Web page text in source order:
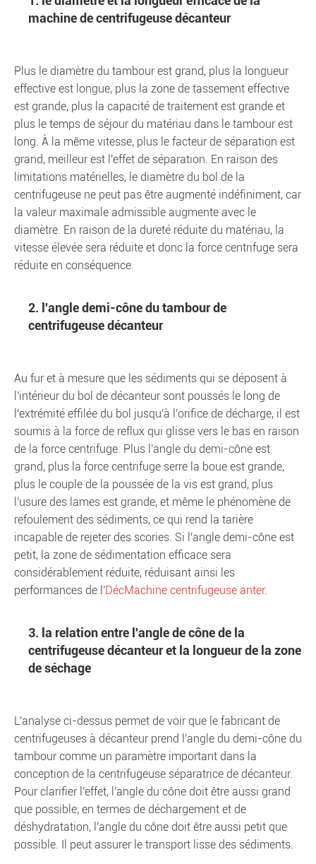
machine de centrifugeuse décanteur
Plus le diamètre du tambour est grand, plus la longueur
effective est longue, plus la zone de tassement effective
est grande, plus la capacité de traitement est grande et
plus le temps de séjour du matériau dans le tambour est
long. À la même vitesse, plus le facteur de séparation est
grand, meilleur est l'effet de séparation. En raison des
limitations matérielles, le diamètre du bol de la
centrifugeuse ne peut pas être augmenté indéfiniment, car
la valeur maximale admissible augmente avec le
diamètre. En raison de la dureté réduite du matériau, la
vitesse élevée sera réduite et donc la force centrifuge sera
réduite en conséquence.
2. l'angle demi-cône du tambour de
centrifugeuse décanteur
Au fur et à mesure que les sédiments qui se déposent à
l'intérieur du bol de décanteur sont poussés le long de
l'extrémité effilée du bol jusqu'à l'orifice de décharge, il est
soumis à la force de reflux qui glisse vers le bas en raison
de la force centrifuge. Plus l'angle du demi-cône est
grand, plus la force centrifuge serre la boue est grande,
plus le couple de la poussée de la vis est grand, plus
l'usure des lames est grande, et même le phénomène de
refoulement des sédiments, ce qui rend la tarière
incapable de rejeter des scories. Si l'angle demi-cône est
petit, la zone de sédimentation efficace sera
considérablement réduite, réduisant ainsi les
performances de l'DécMachine centrifugeuse anter.
3. la relation entre l'angle de cône de la
centrifugeuse décanteur et la longueur de la zone
de séchage
L'analyse ci-dessus permet de voir que le fabricant de
centrifugeuses à décanteur prend l'angle du demi-cône du
tambour comme un paramètre important dans la
conception de la centrifugeuse séparatrice de décanteur.
Pour clarifier l'effet, l'angle du cône doit être aussi grand
que possible; en termes de déchargement et de
déshydratation, l'angle du cône doit être aussi petit que
possible. Il peut assurer le transport lisse des sédiments.